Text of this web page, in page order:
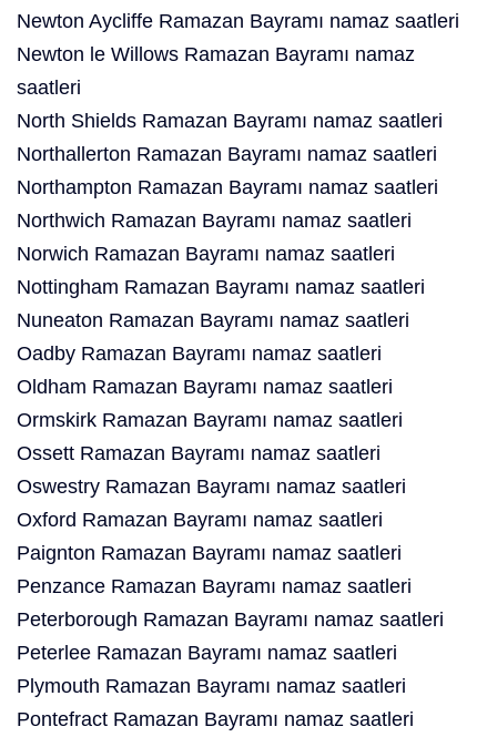
Newton Aycliffe Ramazan Bayramı namaz saatleri
Newton le Willows Ramazan Bayramı namaz
saatleri
North Shields Ramazan Bayramı namaz saatleri
Northallerton Ramazan Bayramı namaz saatleri
Northampton Ramazan Bayramı namaz saatleri
Northwich Ramazan Bayramı namaz saatleri
Norwich Ramazan Bayramı namaz saatleri
Nottingham Ramazan Bayramı namaz saatleri
Nuneaton Ramazan Bayramı namaz saatleri
Oadby Ramazan Bayramı namaz saatleri
Oldham Ramazan Bayramı namaz saatleri
Ormskirk Ramazan Bayramı namaz saatleri
Ossett Ramazan Bayramı namaz saatleri
Oswestry Ramazan Bayramı namaz saatleri
Oxford Ramazan Bayramı namaz saatleri
Paignton Ramazan Bayramı namaz saatleri
Penzance Ramazan Bayramı namaz saatleri
Peterborough Ramazan Bayramı namaz saatleri
Peterlee Ramazan Bayramı namaz saatleri
Plymouth Ramazan Bayramı namaz saatleri
Pontefract Ramazan Bayramı namaz saatleri